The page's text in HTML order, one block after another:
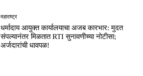
महाराष्ट्र
धर्मादाय आयुक्त कार्यालयाचा अजब कारभार: मुदत
संपल्यानंतर मिळतात RTI सुनावणीच्या नोटीसा;
अर्जदारांची धावपळ!